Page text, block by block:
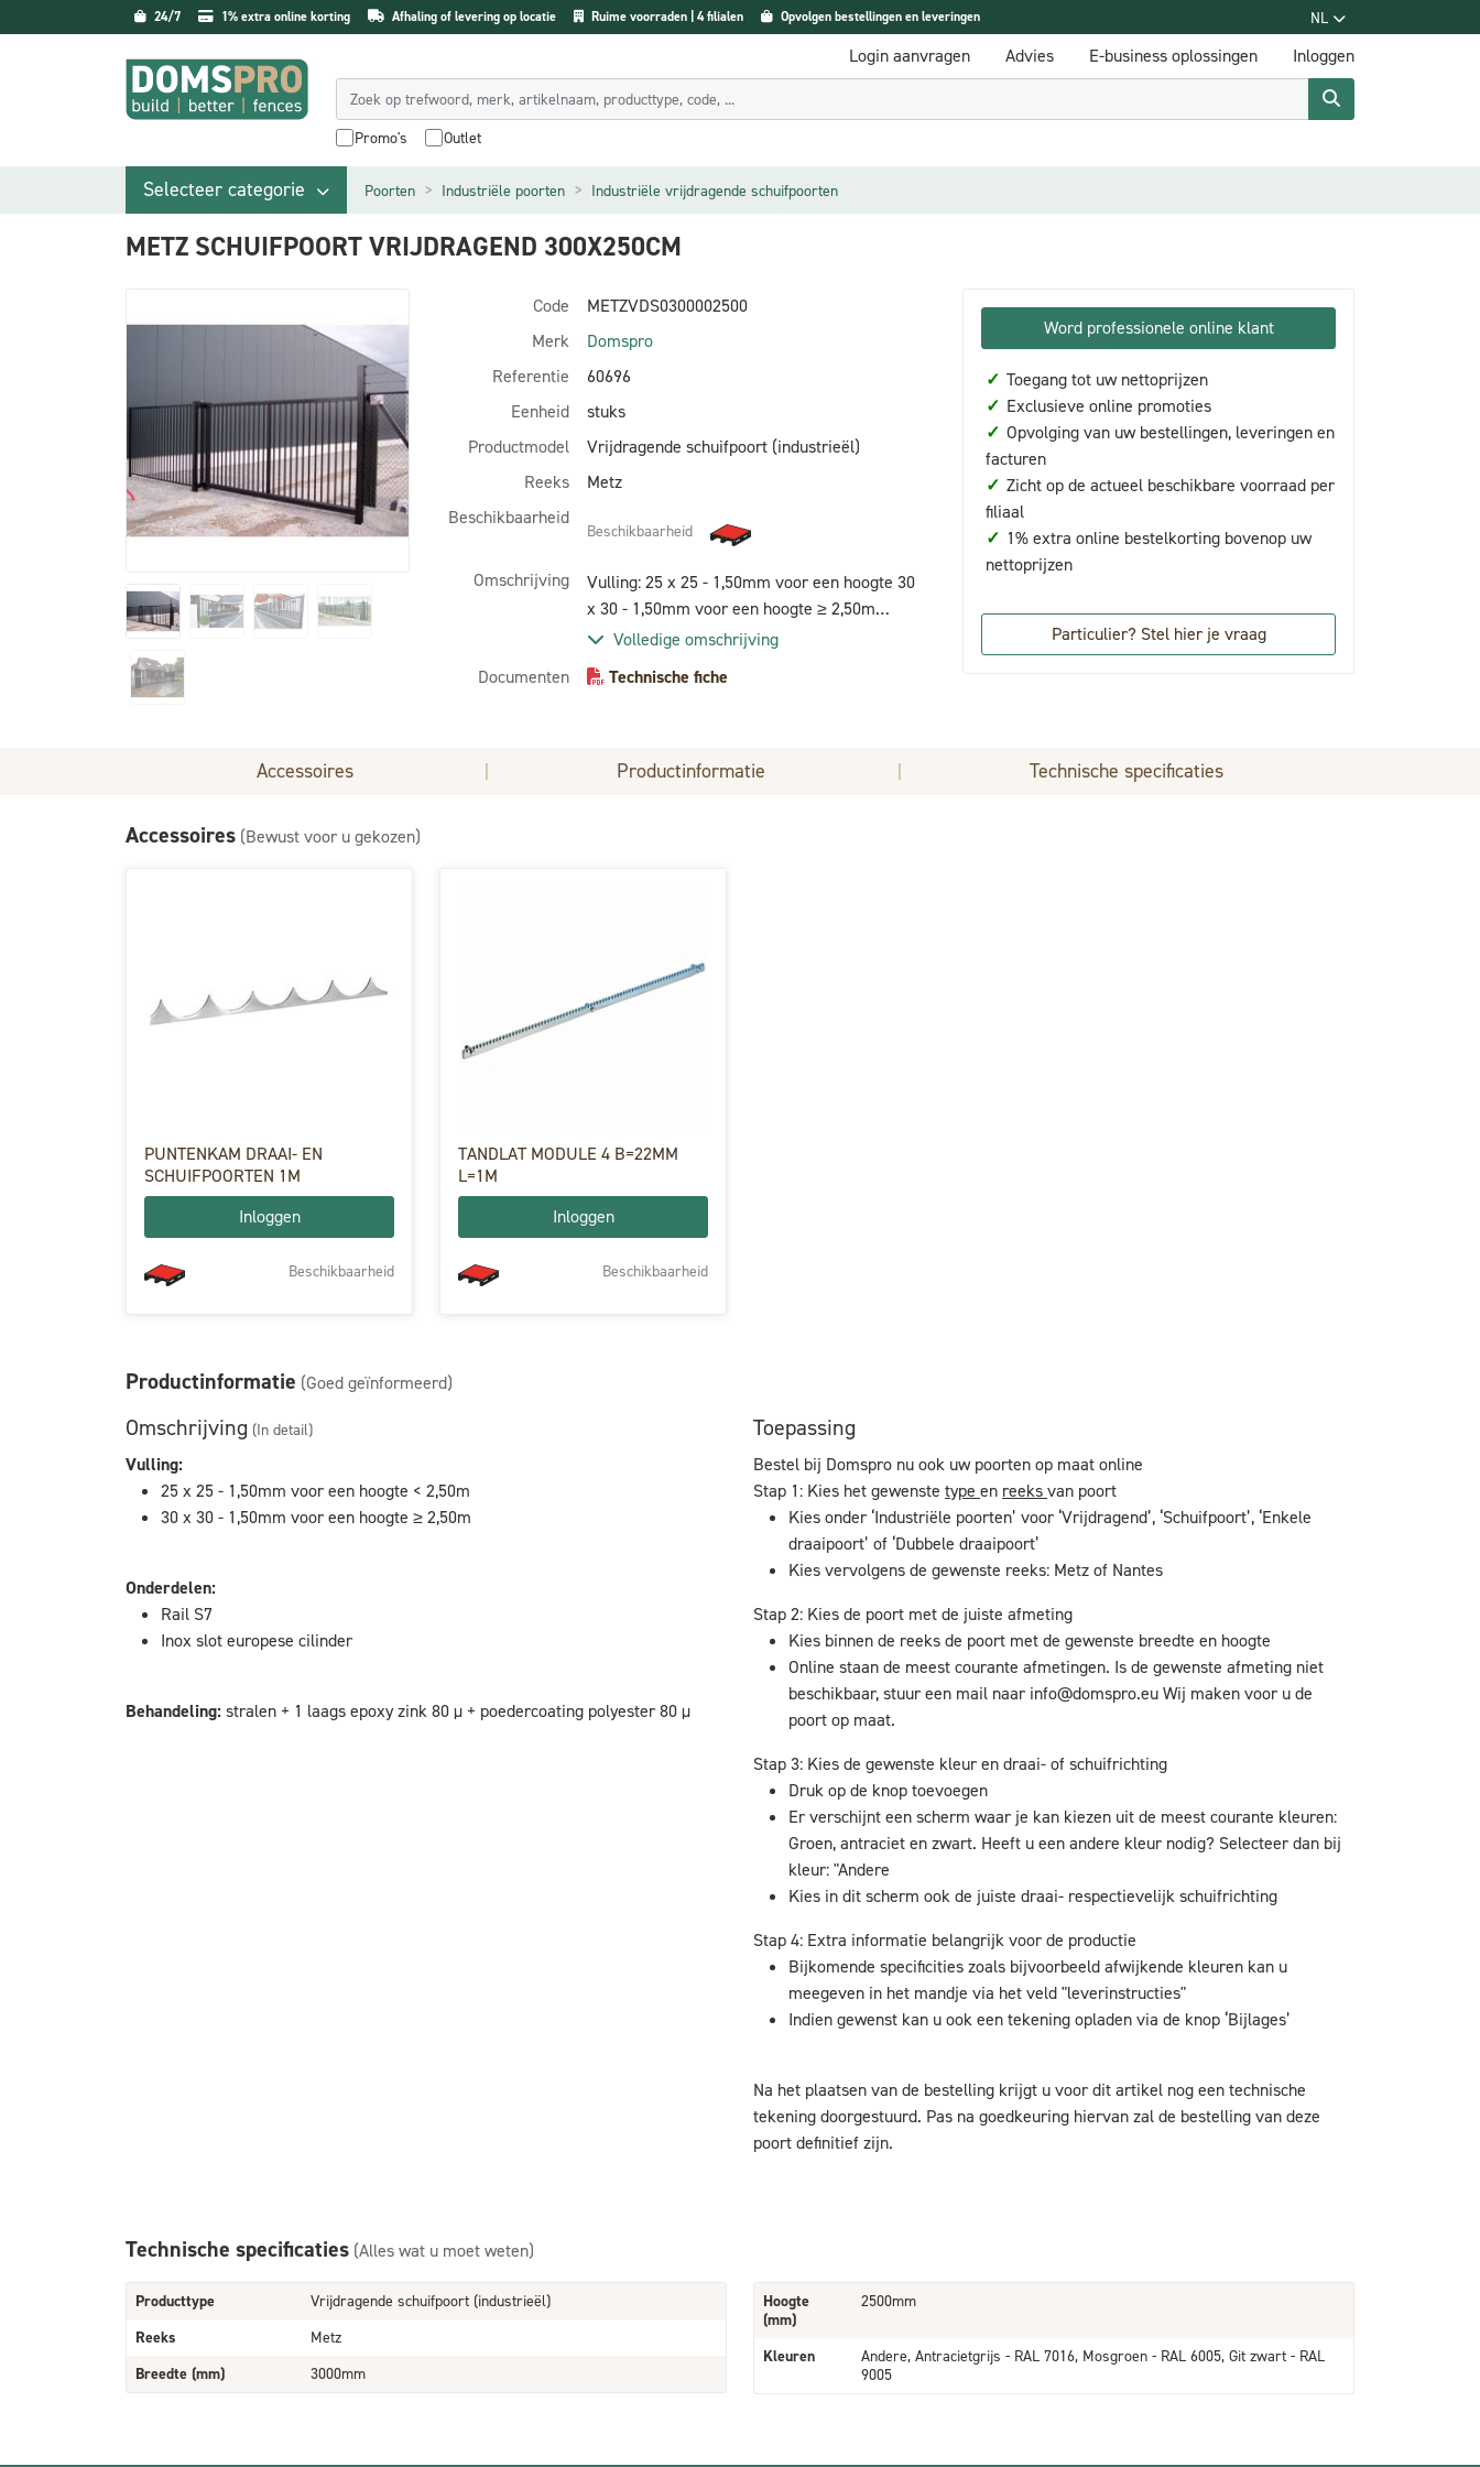
24/7 1% extra online korting Afhaling of levering op locatie Ruime voorraden | 4 filialen Opvolgen bestellingen en leveringen NL
Login aanvragen Advies E-business oplossingen Inloggen
Promo's Outlet
Selecteer categorie Poorten Industriële poorten Industriële vrijdragende schuifpoorten
METZ SCHUIFPOORT VRIJDRAGEND 300X250CM
Code
METZVDS0300002500
Merk
Domspro
Referentie
60696
Eenheid
stuks
Productmodel
Vrijdragende schuifpoort (industrieël)
Reeks
Metz
Beschikbaarheid
Beschikbaarheid
Omschrijving
Vulling: 25 x 25 - 1,50mm voor een hoogte 30
x 30 - 1,50mm voor een hoogte ≥ 2,50m
Onderdelen: Rail S7 Inox slot europese cilinder
+ poedercoating polyester 80 µ
Volledige omschrijving
Documenten
Technische fiche
Word professionele online klant
✓ Toegang tot uw nettoprijzen
✓ Exclusieve online promoties
✓ Opvolging van uw bestellingen, leveringen en
facturen
✓ Zicht op de actueel beschikbare voorraad per
filiaal
✓ 1% extra online bestelkorting bovenop uw
nettoprijzen
Particulier? Stel hier je vraag
Accessoires | Productinformatie | Technische specificaties
Accessoires (Bewust voor u gekozen)
PUNTENKAM DRAAI- EN
SCHUIFPOORTEN 1M
Inloggen
Beschikbaarheid
TANDLAT MODULE 4 B=22MM
L=1M
Inloggen
Beschikbaarheid
Productinformatie (Goed geïnformeerd)
Omschrijving (In detail)
Vulling:
25 x 25 - 1,50mm voor een hoogte < 2,50m
30 x 30 - 1,50mm voor een hoogte ≥ 2,50m
Onderdelen:
Rail S7
Inox slot europese cilinder
Behandeling:stralen + 1 laags epoxy zink 80 µ + poedercoating polyester 80 µ
Toepassing
Bestel bij Domspro nu ook uw poorten op maat online
Stap 1: Kies het gewenste type en reeksvan poort
Kies onder ‘Industriële poorten’ voor ‘Vrijdragend’, ‘Schuifpoort’, ‘Enkele
draaipoort’ of ‘Dubbele draaipoort’
Kies vervolgens de gewenste reeks: Metz of Nantes
Stap 2: Kies de poort met de juiste afmeting
Kies binnen de reeks de poort met de gewenste breedte en hoogte
Online staan de meest courante afmetingen. Is de gewenste afmeting niet
beschikbaar, stuur een mail naar info@domspro.euWij maken voor u de
poort op maat.
Stap 3: Kies de gewenste kleur en draai- of schuifrichting
Druk op de knop toevoegen
Er verschijnt een scherm waar je kan kiezen uit de meest courante kleuren:
Groen, antraciet en zwart. Heeft u een andere kleur nodig? Selecteer dan bij
kleur: "Andere
Kies in dit scherm ook de juiste draai- respectievelijk schuifrichting
Stap 4: Extra informatie belangrijk voor de productie
Bijkomende specificities zoals bijvoorbeeld afwijkende kleuren kan u
meegeven in het mandje via het veld "leverinstructies"
Indien gewenst kan u ook een tekening opladen via de knop ‘Bijlages’
Na het plaatsen van de bestelling krijgt u voor dit artikel nog een technische
tekening doorgestuurd. Pas na goedkeuring hiervan zal de bestelling van deze
poort definitief zijn.
Technische specificaties (Alles wat u moet weten)
Producttype
Vrijdragende schuifpoort (industrieël)
Reeks
Metz
Breedte (mm)
3000mm
Hoogte
(mm)
2500mm
Kleuren
Andere, Antracietgrijs - RAL 7016, Mosgroen - RAL 6005, Git zwart - RAL
9005